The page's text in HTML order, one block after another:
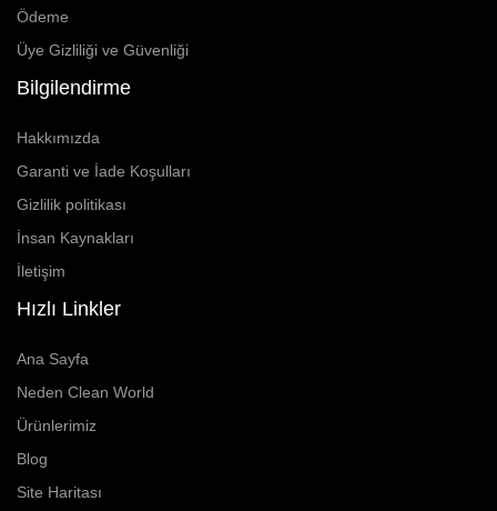
Ödeme
Üye Gizliliği ve Güvenliği
Bilgilendirme
Hakkımızda
Garanti ve İade Koşulları
Gizlilik politikası
İnsan Kaynakları
İletişim
Hızlı Linkler
Ana Sayfa
Neden Clean World
Ürünlerimiz
Blog
Site Haritası